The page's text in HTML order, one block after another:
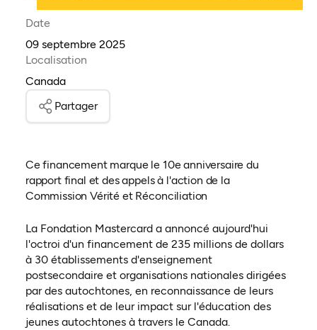
Date
09 septembre 2025
Localisation
Canada
Partager
Ce financement marque le 10e anniversaire du
rapport final et des appels à l'action de la
Commission Vérité et Réconciliation
La Fondation Mastercard a annoncé aujourd'hui
l'octroi d'un financement de 235 millions de dollars
à 30 établissements d'enseignement
postsecondaire et organisations nationales dirigées
par des autochtones, en reconnaissance de leurs
réalisations et de leur impact sur l'éducation des
jeunes autochtones à travers le Canada.